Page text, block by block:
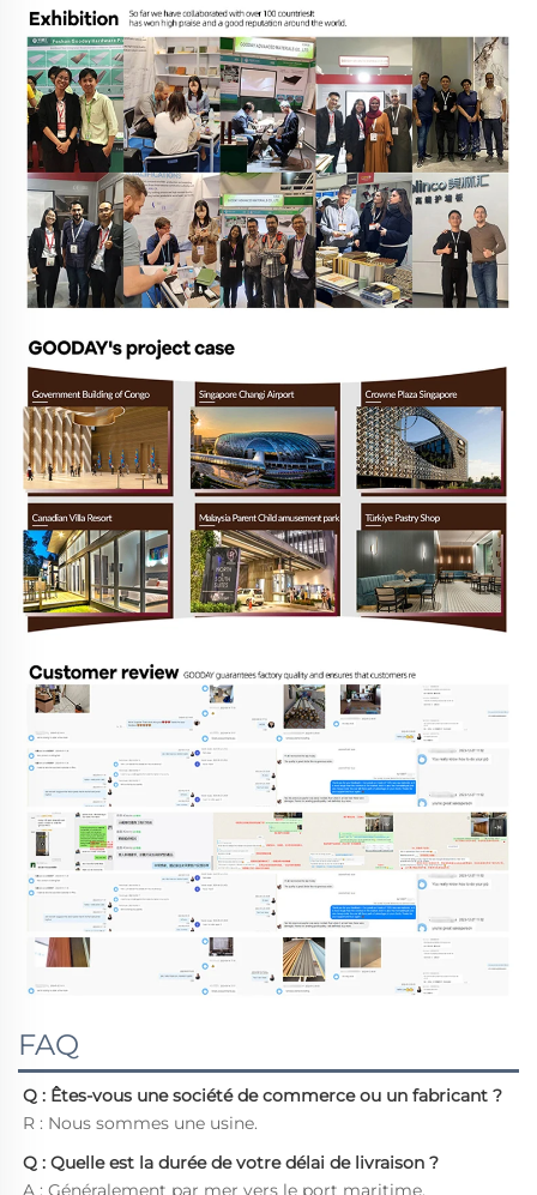
FAQ
Q : Êtes-vous une société de commerce ou un fabricant ?
R : Nous sommes une usine.
Q : Quelle est la durée de votre délai de livraison ?
A : Généralement par mer vers le port maritime,